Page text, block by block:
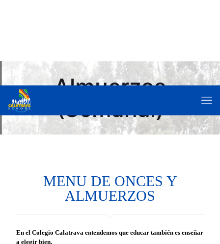
Almuerzos
(Semanal)
MENU DE ONCES Y
ALMUERZOS
En el Colegio Calatrava entendemos que educar también es enseñar
a elegir bien.